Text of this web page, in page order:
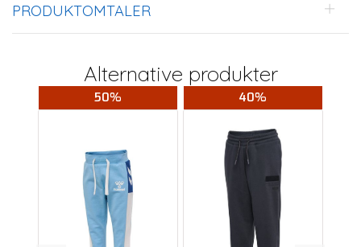
PRODUKTOMTALER
Alternative produkter
50% 40%